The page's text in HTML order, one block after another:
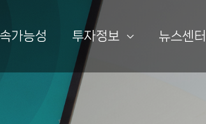
가능성 투자정보 뉴스센터